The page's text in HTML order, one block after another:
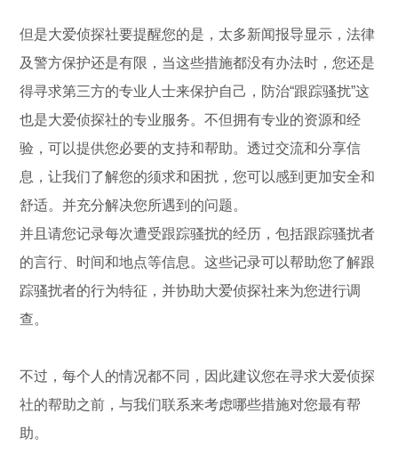
但是大爱侦探社要提醒您的是，太多新闻报导显示，法律
及警方保护还是有限，当这些措施都没有办法时，您还是
得寻求第三方的专业人士来保护自己，防治“跟踪骚扰”这
也是大爱侦探社的专业服务。不但拥有专业的资源和经
验，可以提供您必要的支持和帮助。透过交流和分享信
息，让我们了解您的须求和困扰，您可以感到更加安全和
舒适。并充分解决您所遇到的问题。
并且请您记录每次遭受跟踪骚扰的经历，包括跟踪骚扰者
的言行、时间和地点等信息。这些记录可以帮助您了解跟
踪骚扰者的行为特征，并协助大爱侦探社来为您进行调
查。
不过，每个人的情况都不同，因此建议您在寻求大爱侦探
社的帮助之前，与我们联系来考虑哪些措施对您最有帮
助。